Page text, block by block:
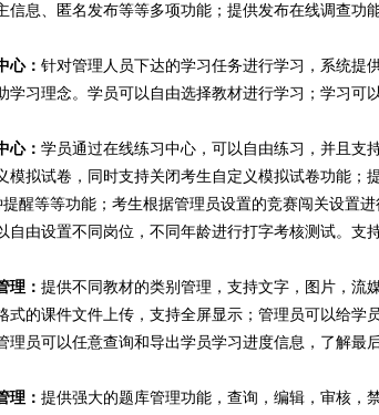
信息、匿名发布等等多项功能；提供发布在线调查
心： 针对管理人员下达的学习任务进行学习，系统提
学习理念。学员可以自由选择教材进行学习；学习可
心： 学员通过在线练习中心，可以自由练习，并且支
模拟试卷，同时支持关闭考生自定义模拟试卷功能
醒等等功能；考生根据管理员设置的竞赛闯关设置
自由设置不同岗位，不同年龄进行打字考核测试。支
理： 提供不同教材的类别管理，支持文字，图片，流
式的课件文件上传，支持全屏显示；管理员可以给
理员可以任意查询和导出学员学习进度信息，了解最
理： 提供强大的题库管理功能，查询，编辑，审核，